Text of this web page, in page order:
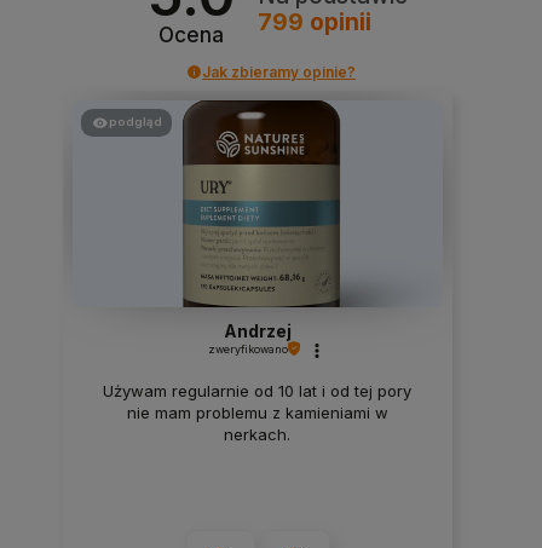
Ocena
799 opinii
Jak zbieramy opinie?
podgląd
Andrzej
zweryfikowano
Używam regularnie od 10 lat i od tej pory
nie mam problemu z kamieniami w
nerkach.